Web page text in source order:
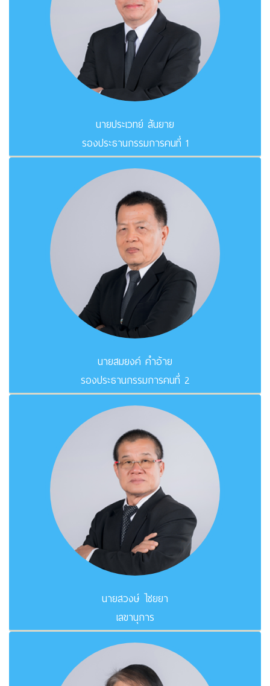
นายประเวทย์ สันยาย
รองประธานกรรมการคนที่ 1
นายสมยงค์ คำอ้าย
รองประธานกรรมการคนที่ 2
นายสวงษ์ ไชยยา
เลขานุการ